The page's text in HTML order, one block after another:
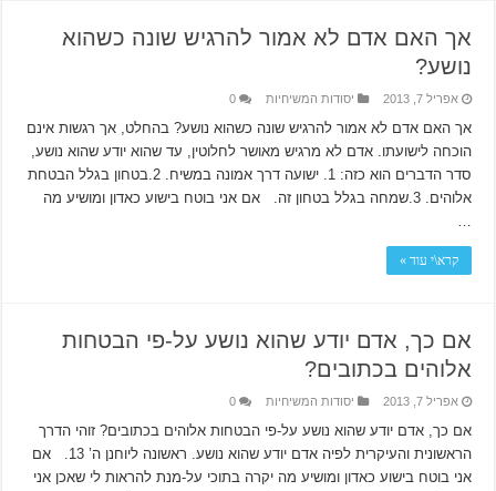
אך האם אדם לא אמור להרגיש שונה כשהוא
נושע?
אפריל 7, 2013 יסודות המשיחיות 0
אך האם אדם לא אמור להרגיש שונה כשהוא נושע? בהחלט, אך רגשות אינם
הוכחה לישועתו. אדם לא מרגיש מאושר לחלוטין, עד שהוא יודע שהוא נושע,
סדר הדברים הוא כזה: 1. ישועה דרך אמונה במשיח. 2.בטחון בגלל הבטחת
אלוהים. 3.שמחה בגלל בטחון זה. אם אני בוטח בישוע כאדון ומושיע מה
…
קרא\י עוד »
אם כך, אדם יודע שהוא נושע על-פי הבטחות
אלוהים בכתובים?
אפריל 7, 2013 יסודות המשיחיות 0
אם כך, אדם יודע שהוא נושע על-פי הבטחות אלוהים בכתובים? זוהי הדרך
הראשונית והעיקרית לפיה אדם יודע שהוא נושע. ראשונה ליוחנן ה’ 13. אם
אני בוטח בישוע כאדון ומושיע מה יקרה בתוכי על-מנת להראות לי שאכן אני